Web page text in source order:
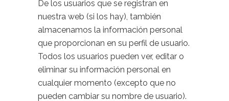
De los usuarios que se registran en
nuestra web (si los hay), también
almacenamos la información personal
que proporcionan en su perfil de usuario.
Todos los usuarios pueden ver, editar o
eliminar su información personal en
cualquier momento (excepto que no
pueden cambiar su nombre de usuario).